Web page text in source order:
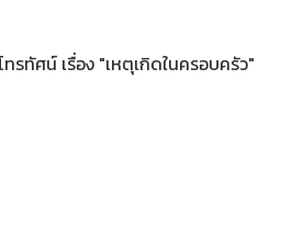
รทัศน์ เรื่อง "เหตุเกิดในครอบครัว"